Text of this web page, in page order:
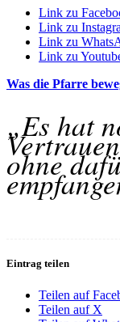
Link zu
Link zu
Link zu
Link zu
Was die Pfarre
„Es hat
ohne
Eintrag teilen
Teilen auf
Teilen auf X